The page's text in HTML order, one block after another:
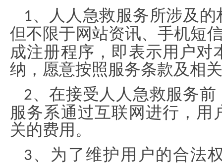
1、人人急救服务所涉及
但不限于网站资讯、手机短
成注册程序，即表示用户对
纳，愿意按照服务条款及相
2、在接受人人急救服务
服务系通过互联网进行，用
关的费用。
3、为了维护用户的合法